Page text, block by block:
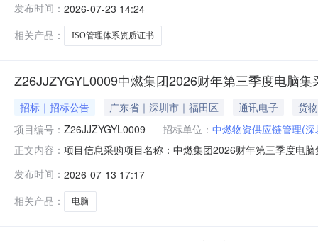
X26XJZYGYL0015项目所在国家和地区：国别：省：市
楼
发布时间： 2026-07-23 14:24
相关产品：
ISO管理体系资质证书
Z26JJZYGYL0009中燃集团2026财年第三季度电脑
招标｜招标公告 广东省｜深圳市｜福田区 通讯电子
货物
项目编号： Z26JJZYGYL0009 招标单位： 中燃物资供应链管理(
正文内容： 项目信息采购项目名称：中燃集团2026财年第三季度电
源：采购方式：竞价采购项目类型：经营货物公告开始
发布时间： 2026-07-13 17:17
相关产品：
电脑